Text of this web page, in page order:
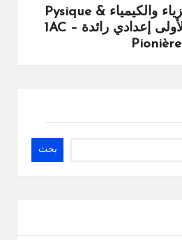
دروس مادة الفيزياء والكيمياء Pysique &
Chimie السنة الأولى إعدادي رائدة – 1AC
Pionière
بحث